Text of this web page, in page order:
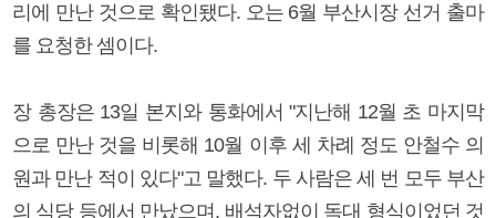
리에 만난 것으로 확인됐다. 오는 6월 부산시장 선거 출마
를 요청한 셈이다.
장 총장은 13일 본지와 통화에서 "지난해 12월 초 마지막
으로 만난 것을 비롯해 10월 이후 세 차례 정도 안철수 의
원과 만난 적이 있다"고 말했다. 두 사람은 세 번 모두 부산
의 식당 등에서 만났으며, 배석자없이 독대 형식이었던 것